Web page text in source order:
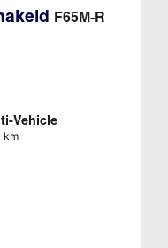
F65M-R
Vehicle
km